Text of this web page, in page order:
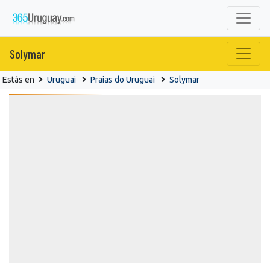
Solymar
Estás en Uruguai Praias do Uruguai Solymar